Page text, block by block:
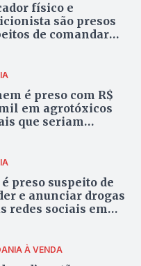
físico e
são presos
de comandar
é preso com R$
em agrotóxicos
que seriam
preso suspeito de
e anunciar drogas
redes sociais em
À VENDA